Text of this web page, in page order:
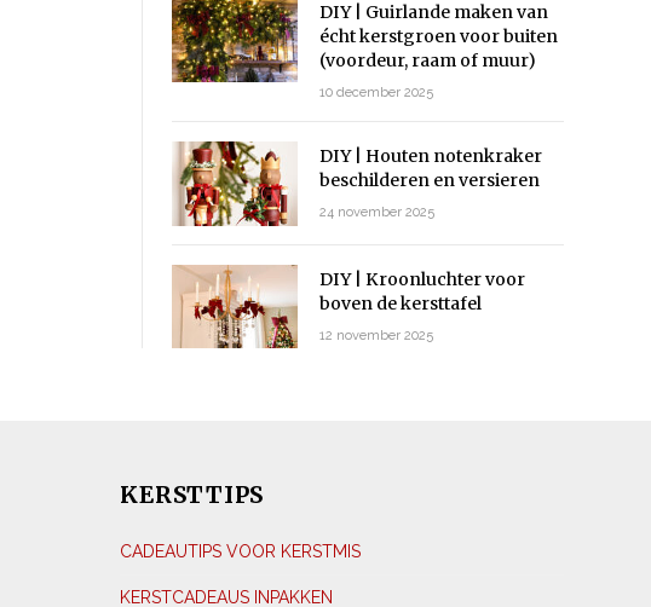
DIY | Guirlande maken van
écht kerstgroen voor buiten
(voordeur, raam of muur)
10 december 2025
DIY | Houten notenkraker
beschilderen en versieren
24 november 2025
DIY | Kroonluchter voor
boven de kersttafel
12 november 2025
KERSTTIPS
CADEAUTIPS VOOR KERSTMIS
KERSTCADEAUS INPAKKEN